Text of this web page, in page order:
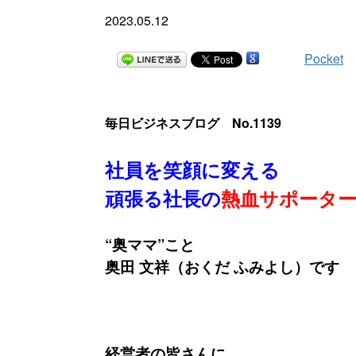
2023.05.12
Pocket
毎日ビジネスブログ No.1139
社員を笑顔に変える
頑張る社長の熱血サポーター
“奥ママ”こと
奥田 文祥（おくだ ふみよし）です